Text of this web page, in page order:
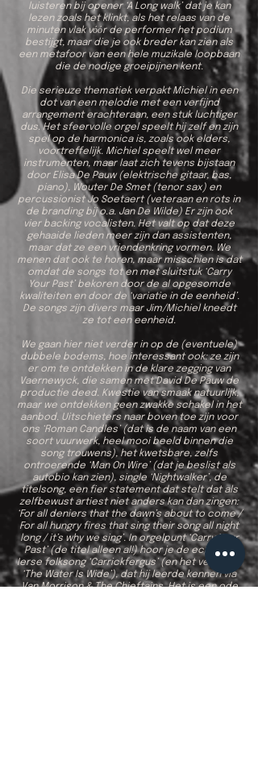
luisteren bij opener ‘A Long walk’ dat je kan
lezen zoals het klinkt, als het relaas van de
minuten vlak vόόr de performer het podium
bestijgt, maar die je ook breder kan zien als
een metafoor van een hele muzikale loopbaan
die de nodige groeipijnen kent.
Die serieuze thematiek verpakt Michiel in een
dot van een melodie met een verfijnd
arrangement erachteraan, een stuk luchtiger
dus. Het sfeervolle orgel speelt hij zelf en zijn
spel op de harmonica is, zoals ook elders,
voortreffelijk. Michiel speelt wel meer
instrumenten, maar laat zich tevens bijstaan
door Elisa De Pauw (elektrische gitaar, bas,
piano), Wouter De Smet (tenor sax) en
percussionist Jo Soetaert (veteraan en rots in
de branding bij o.a. Jan De Wilde) Er zijn ook
vier backing vocalisten. Het valt op dat deze
gehaaide lieden meer zijn dan assistenten,
maar dat ze een vriendenkring vormen. We
menen dat ook te horen, maar misschien is dat
omdat de songs tot en met sluitstuk ‘Carry
Your Past’ bekoren door de al opgesomde
kwaliteiten en door de ‘variatie in de eenheid’.
De songs zijn divers maar Jim/Michiel kneedt
ze tot een eenheid.
We gaan hier niet verder in op de (eventuele)
dubbele bodems, hoe interessant ook: ze zijn
er om te ontdekken in de klare zegging van
Vaernewyck, die samen met David De Pauw de
productie deed. Kwestie van smaak natuurlijk,
maar we ontdekken geen zwakke schakel in het
aanbod. Uitschieters naar boven toe zijn voor
ons ‘Roman Candles’ (dat is de naam van een
soort vuurwerk, heel mooi beeld binnen die
song trouwens), het kwetsbare, zelfs
ontroerende ‘Man On Wire’ (dat je beslist als
autobio kan zien), single ‘Nightwalker’, de
titelsong, een fier statement dat stelt dat als
zelfbewust artiest niet anders kan dan zingen:
‘For all deniers that the dawn’s about to come /
For all hungry fires that sing their song all night
long / it’s why we sing’. In orgelpunt ‘Carry Your
Past’ (de titel alleen al!) hoor je de echo van
Ierse folksong ‘Carrickfergus’ (en het verwante
‘The Water Is Wide’), dat hij leerde kennen via
Van Morrison & The Chieftains. Het is een ode